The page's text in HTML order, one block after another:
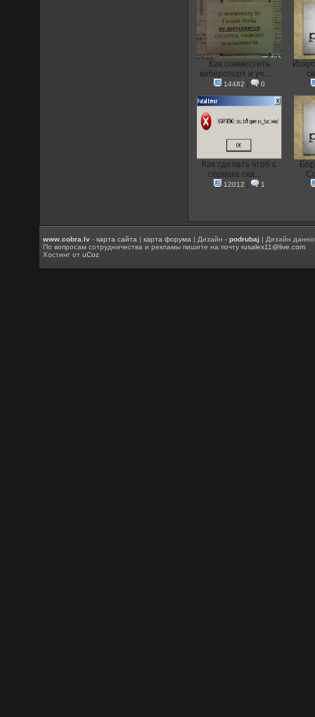
Как совместить
киберспорт и уч...
14482 | 0
Как сделать чтоб с
сервака ска...
12012 | 1
www.cobra.lv -карта сайта |карта форума | Дизайн -podrubaj | Дизайн
По вопросам сотрудничества и рекламы пишите на почтуrusalex11@live.com
Хостинг отuCoz